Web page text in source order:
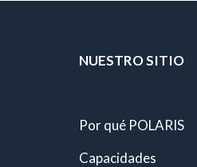
NUESTRO SITIO
Por qué POLARIS
Capacidades